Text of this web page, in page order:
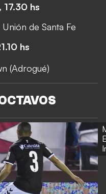
hs
de Santa Fe
hs
(Adrogué)